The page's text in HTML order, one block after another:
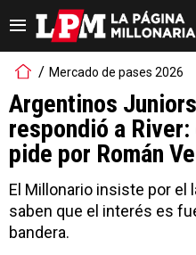
Mercado de pases 2026
Argentinos
respondió a
pide por Román
El Millonario insiste por el
saben que el interés es
bandera.